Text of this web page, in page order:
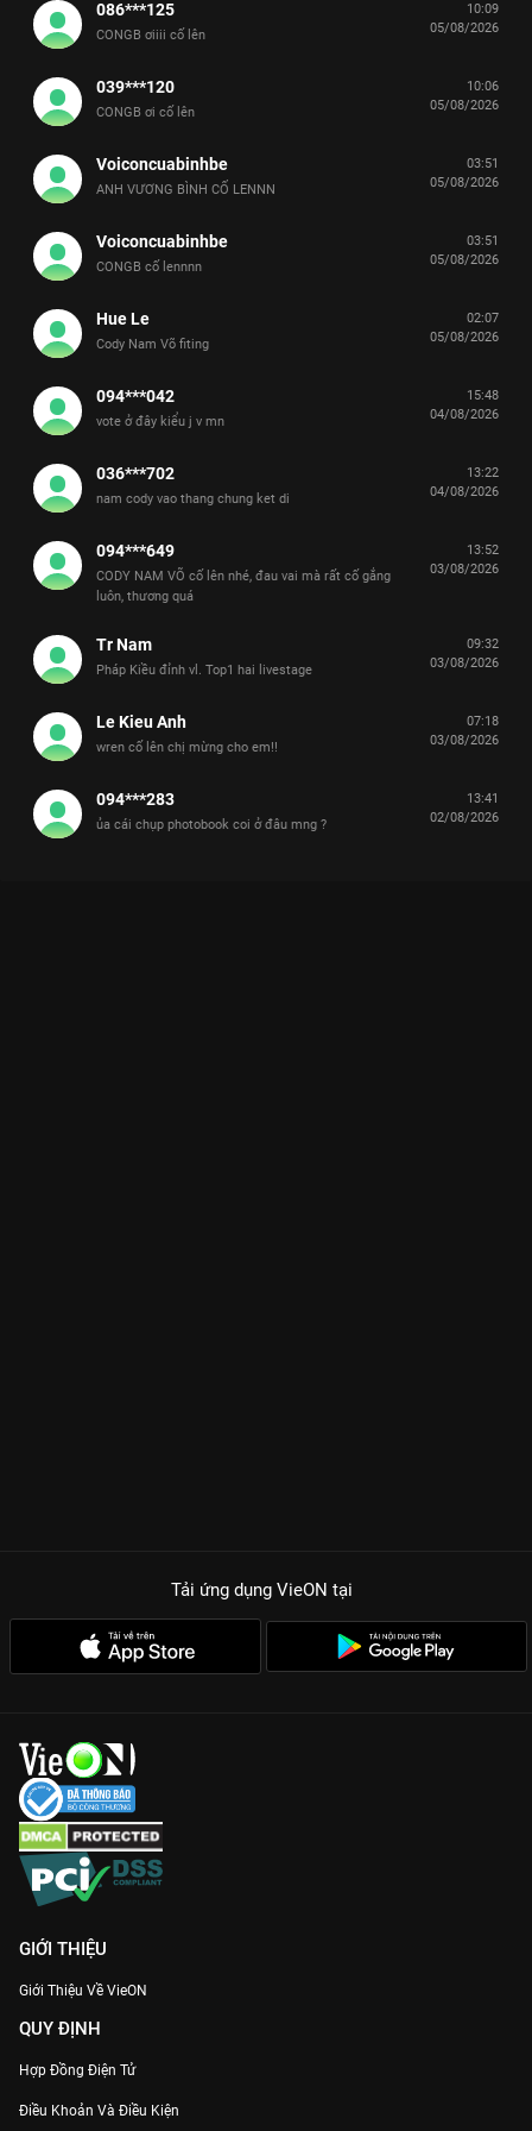
086***125
CONGB ơiiii cố lên
10:09
05/08/2026
039***120
CONGB ơi cố lên
10:06
05/08/2026
Voiconcuabinhbe
ANH VƯƠNG BÌNH CỐ LENNN
03:51
05/08/2026
Voiconcuabinhbe
CONGB cố lennnn
03:51
05/08/2026
Hue Le
Cody Nam Võ fiting
02:07
05/08/2026
094***042
vote ở đây kiểu j v mn
15:48
04/08/2026
036***702
nam cody vao thang chung ket di
13:22
04/08/2026
094***649
CODY NAM VÕ cố lên nhé, đau vai mà rất cố gắng
luôn, thương quá
13:52
03/08/2026
Tr Nam
Pháp Kiều đỉnh vl. Top1 hai livestage
09:32
03/08/2026
Le Kieu Anh
wren cố lên chị mừng cho em!!
07:18
03/08/2026
094***283
ủa cái chụp photobook coi ở đâu mng ?
13:41
02/08/2026
Tải ứng dụng VieON tại
GIỚI THIỆU
Giới Thiệu Về VieON
QUY ĐỊNH
Hợp Đồng Điện Tử
Điều Khoản Và Điều Kiện